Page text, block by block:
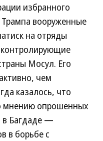
избранного
вооруженные
на отряды
контролирующие
Мосул. Его
чем
казалось, что
мнению опрошенных
в Багдаде —
в борьбе с